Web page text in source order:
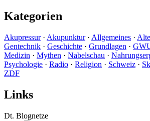
Kategorien
Akupressur· Akupunktur· Allgemeines ·
Gentechnik · Geschichte · Grundlagen ·
Medizin · Mythen · Nabelschau ·
Psychologie · Radio · Religion · Schweiz ·
ZDF
Links
Dt. Blognetze